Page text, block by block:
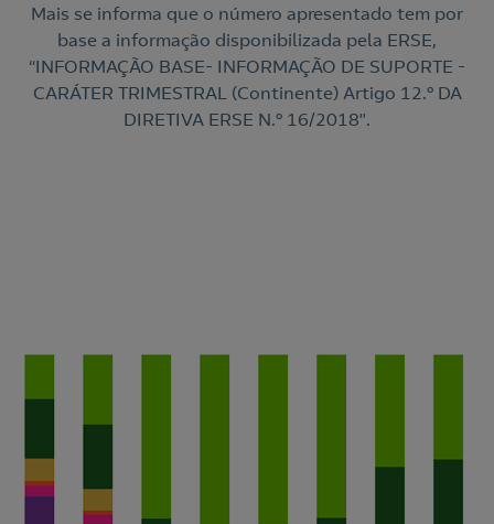
Mais se informa que o número apresentado tem por
base a informação disponibilizada pela ERSE,
“INFORMAÇÃO BASE- INFORMAÇÃO DE SUPORTE -
CARÁTER TRIMESTRAL (Continente) Artigo 12.º DA
DIRETIVA ERSE N.º 16/2018”.